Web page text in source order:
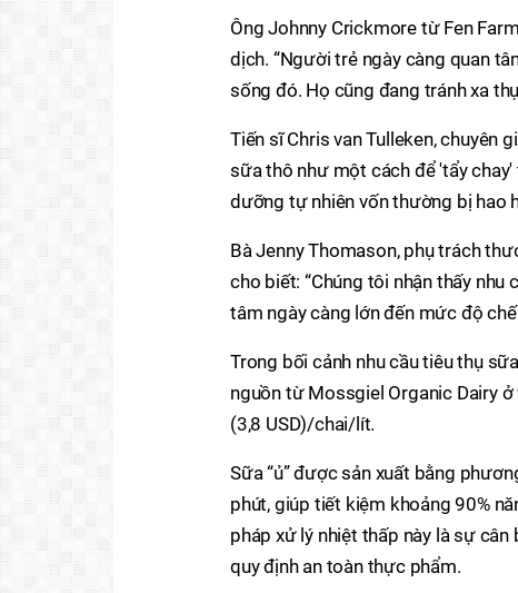
Ông Johnny Crickmore từ Fen
dịch. “Người trẻ ngày càng quan
sống đó. Họ cũng đang tránh xa
Tiến sĩ Chris van Tulleken, chuyên
sữa thô như một cách để 'tẩy
dưỡng tự nhiên vốn thường bị hao
Bà Jenny Thomason, phụ trách
cho biết: “Chúng tôi nhận thấy
tâm ngày càng lớn đến mức độ
Trong bối cảnh nhu cầu tiêu thụ
nguồn từ Mossgiel Organic Dairy
(3,8 USD)/chai/lít.
Sữa “ủ” được sản xuất bằng
phút, giúp tiết kiệm khoảng 90%
pháp xử lý nhiệt thấp này là sự
quy định an toàn thực phẩm.